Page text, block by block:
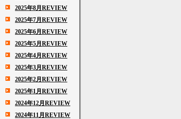
2025年8月REVIEW
2025年7月REVIEW
2025年6月REVIEW
2025年5月REVIEW
2025年4月REVIEW
2025年3月REVIEW
2025年2月REVIEW
2025年1月REVIEW
2024年12月REVIEW
2024年11月REVIEW